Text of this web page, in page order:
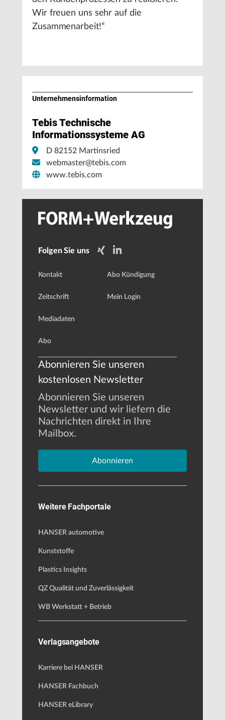
Wir freuen uns sehr auf die
Zusammenarbeit!“
Unternehmens­information
Tebis Technische
Informationssysteme AG
D 82152 Martinsried
webmaster@tebis.com
www.tebis.com
Folgen Sie uns
Kontakt
Zeitschrift
Mediadaten
Abo
Abo Kündigung
Mein Login
Abonnieren Sie unseren
kostenlosen Newsletter
Abonnieren Sie unseren
Newsletter und wir liefern die
Nachrichten direkt in Ihre
Mailbox.
Abonnieren
Weitere Fachportale
HANSER automotive
Kunststoffe
Plastics Insights
QZ Qualität und Zuverlässigkeit
WB Werkstatt + Betrieb
Verlagsangebote
Karriere bei HANSER
HANSER Fachbuch
HANSER eLibrary